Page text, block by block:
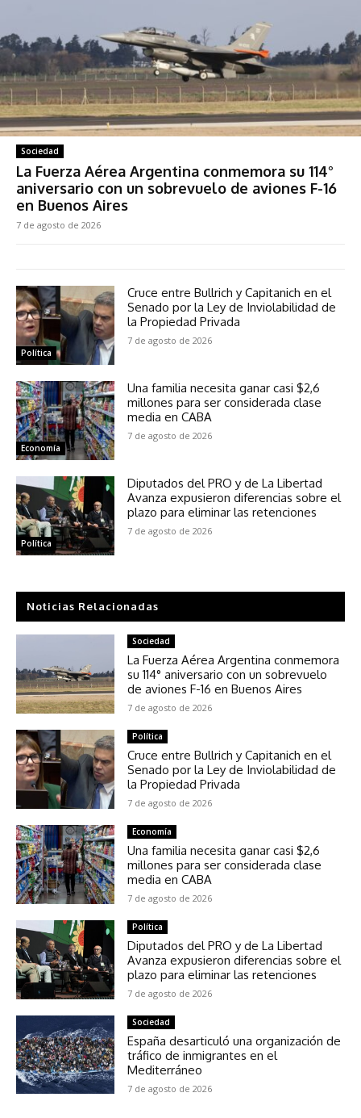
Sociedad
La Fuerza Aérea Argentina conmemora su 114°
aniversario con un sobrevuelo de aviones F-16
en Buenos Aires
7 de agosto de 2026
Política
Cruce entre Bullrich y Capitanich en el
Senado por la Ley de Inviolabilidad de
la Propiedad Privada
7 de agosto de 2026
Economía
Una familia necesita ganar casi $2,6
millones para ser considerada clase
media en CABA
7 de agosto de 2026
Política
Diputados del PRO y de La Libertad
Avanza expusieron diferencias sobre el
plazo para eliminar las retenciones
7 de agosto de 2026
Noticias Relacionadas
Sociedad
La Fuerza Aérea Argentina conmemora
su 114° aniversario con un sobrevuelo
de aviones F-16 en Buenos Aires
7 de agosto de 2026
Política
Cruce entre Bullrich y Capitanich en el
Senado por la Ley de Inviolabilidad de
la Propiedad Privada
7 de agosto de 2026
Economía
Una familia necesita ganar casi $2,6
millones para ser considerada clase
media en CABA
7 de agosto de 2026
Política
Diputados del PRO y de La Libertad
Avanza expusieron diferencias sobre el
plazo para eliminar las retenciones
7 de agosto de 2026
Sociedad
España desarticuló una organización de
tráfico de inmigrantes en el
Mediterráneo
7 de agosto de 2026